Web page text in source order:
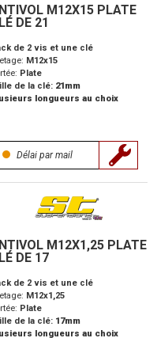
M12X15 PLATE
DE 21
de 2 vis et une clé
M12x15
Plate
de la clé: 21mm
longueurs au choix
Délai par mail
M12X1,25 PLATE
DE 17
de 2 vis et une clé
M12x1,25
Plate
de la clé: 17mm
longueurs au choix